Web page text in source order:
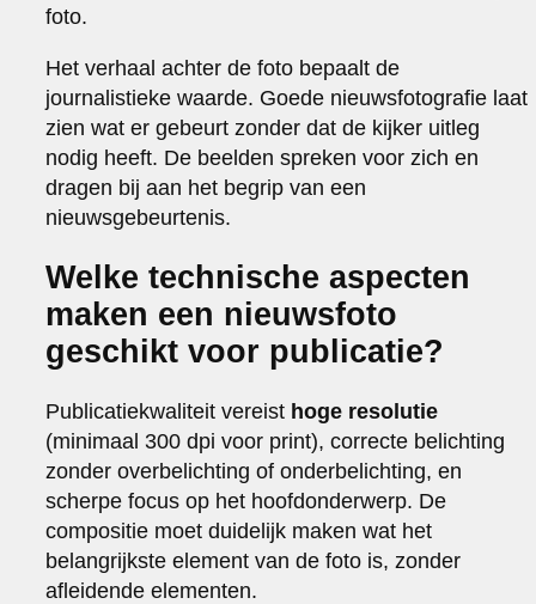
foto.
Het verhaal achter de foto bepaalt de
journalistieke waarde. Goede nieuwsfotografie laat
zien wat er gebeurt zonder dat de kijker uitleg
nodig heeft. De beelden spreken voor zich en
dragen bij aan het begrip van een
nieuwsgebeurtenis.
Welke technische aspecten
maken een nieuwsfoto
geschikt voor publicatie?
Publicatiekwaliteit vereist hoge resolutie
(minimaal 300 dpi voor print), correcte belichting
zonder overbelichting of onderbelichting, en
scherpe focus op het hoofdonderwerp. De
compositie moet duidelijk maken wat het
belangrijkste element van de foto is, zonder
afleidende elementen.